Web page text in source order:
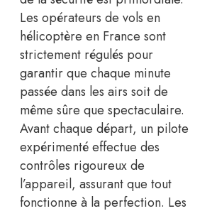
Les opérateurs de vols en
hélicoptère en France sont
strictement régulés pour
garantir que chaque minute
passée dans les airs soit de
même sûre que spectaculaire.
Avant chaque départ, un pilote
expérimenté effectue des
contrôles rigoureux de
l’appareil, assurant que tout
fonctionne à la perfection. Les